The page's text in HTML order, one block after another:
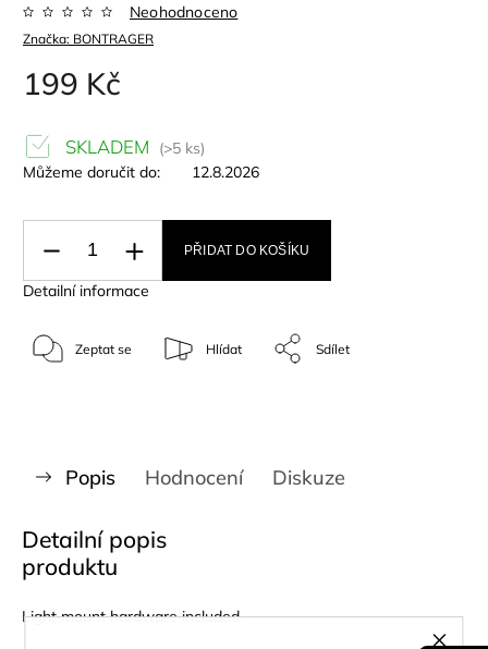
Značka: BONTRAGER
Neohodnoceno
199 Kč
SKLADEM
(>5 ks)
Můžeme doručit do:
12.8.2026
PŘIDAT DO KOŠÍKU
Detailní informace
Zeptat se Hlídat Sdílet
Popis Hodnocení Diskuze
Detailní popis
produktu
Light mount hardware included